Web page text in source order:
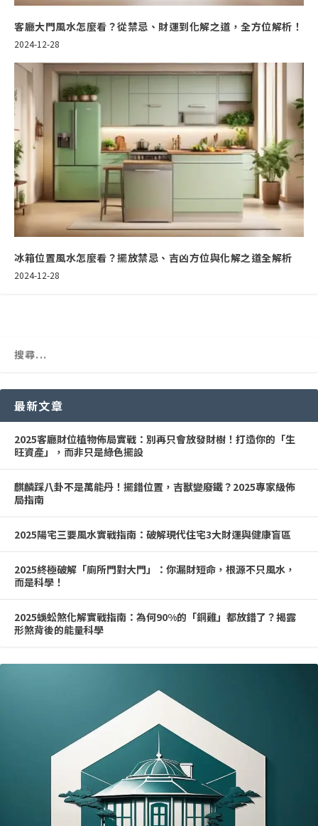
客廳大門風水怎麼看？從禁忌、財運到化解之道，全方位解析！
2024-12-28
冰箱位置風水怎麼看？擺放禁忌、吉凶方位與化解之道全解析
2024-12-28
最新文章
2025客廳財位植物佈局實戰：別再只會放發財樹！打造你的「生
旺資產」，而非只是綠色擺設
麒麟踩八卦不是萬能丹！擺錯位置，吉獸變廢鐵？2025專家級佈
局指南
2025陽宅三要風水實戰指南：破解現代住宅3大財運與健康盲區
2025終極破解「廁所門對大門」：你漏財短命，根源不只風水，
而是科學！
2025蜈蚣煞化解實戰指南：為何90%的「銅雞」都放錯了？揭露
形煞背後的能量科學